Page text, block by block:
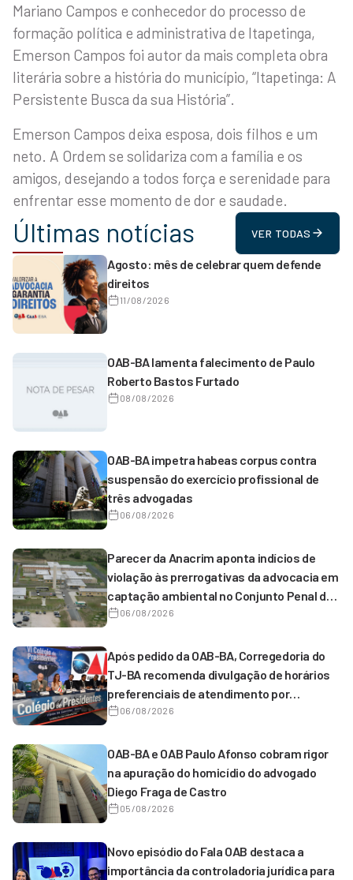
Mariano Campos e conhecedor do processo de
formação política e administrativa de Itapetinga,
Emerson Campos foi autor da mais completa obra
literária sobre a história do município, “Itapetinga: A
Persistente Busca da sua História”.
Emerson Campos deixa esposa, dois filhos e um
neto. A Ordem se solidariza com a família e os
amigos, desejando a todos força e serenidade para
enfrentar esse momento de dor e saudade.
Últimas notícias VER TODAS
Agosto: mês de celebrar quem defende
direitos
11/08/2026
OAB-BA lamenta falecimento de Paulo
Roberto Bastos Furtado
08/08/2026
OAB-BA impetra habeas corpus contra
suspensão do exercício profissional de
três advogadas
06/08/2026
Parecer da Anacrim aponta indícios de
violação às prerrogativas da advocacia em
captação ambiental no Conjunto Penal de
Serrinha
06/08/2026
Após pedido da OAB-BA, Corregedoria do
TJ-BA recomenda divulgação de horários
preferenciais de atendimento por
magistrados de 1º grau
06/08/2026
OAB-BA e OAB Paulo Afonso cobram rigor
na apuração do homicídio do advogado
Diego Fraga de Castro
05/08/2026
Novo episódio do Fala OAB destaca a
importância da controladoria jurídica para